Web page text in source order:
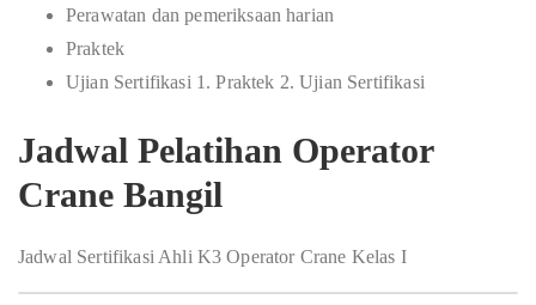
Perawatan dan pemeriksaan harian
Praktek
Ujian Sertifikasi 1. Praktek 2. Ujian Sertifikasi
Jadwal Pelatihan Operator
Crane Bangil
Jadwal Sertifikasi Ahli K3 Operator Crane Kelas I